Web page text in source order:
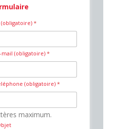
*
(obligatoire)*
(obligatoire) *
maximum.